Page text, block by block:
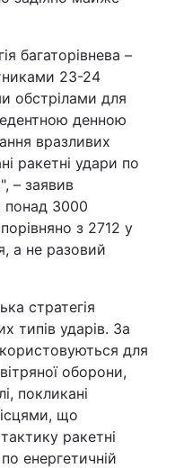
багаторівнева –
23-24
обстрілами для
денною
вразливих
ракетні удари по
– заявив
понад 3000
з 2712 у
а не разовий
стратегія
типів ударів. За
для
оборони,
покликані
що
ракетні
енергетичній